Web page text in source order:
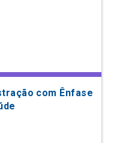
com Ênfase